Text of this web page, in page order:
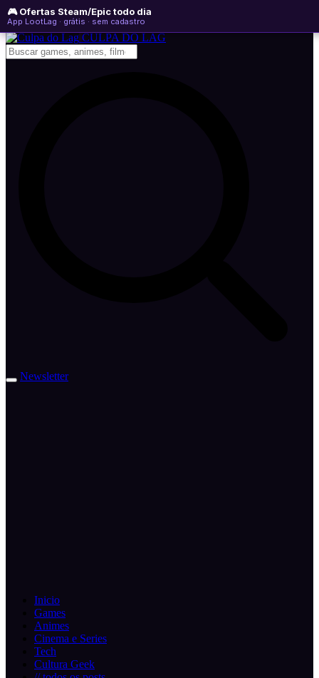
🎮 Ofertas Steam/Epic todo dia
App LootLag · grátis · sem cadastro
segunda-feira, 10 de agosto de 2026
Newsletter
CULPA DO LAG
Newsletter
Inicio
Games
Animes
Cinema e Series
Tech
Cultura Geek